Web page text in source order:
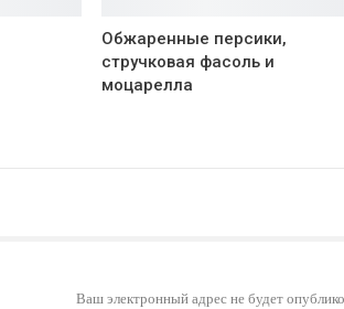
Обжаренные персики,
стручковая фасоль и
моцарелла
Ваш электронный адрес не будет